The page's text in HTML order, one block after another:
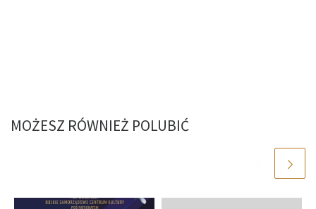
MOŻESZ RÓWNIEŻ POLUBIĆ